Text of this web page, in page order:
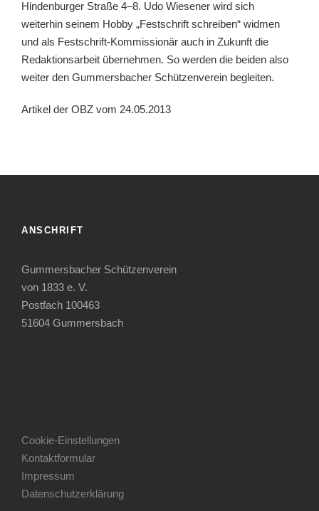
Hindenburger Straße 4–8. Udo Wiesener wird sich
weiterhin seinem Hobby „Festschrift schreiben“ widmen
und als Festschrift-Kommissionär auch in Zukunft die
Redaktionsarbeit übernehmen. So werden die beiden also
weiter den Gummersbacher Schützenverein begleiten.
Artikel der OBZ vom 24.05.2013
ANSCHRIFT
Gummersbacher Schützenverein
von 1833 e. V.
Postfach 100463
51604 Gummersbach
Cookie-Einstellungen
Kontaktformular
Impressum
Datenschutzerklärung